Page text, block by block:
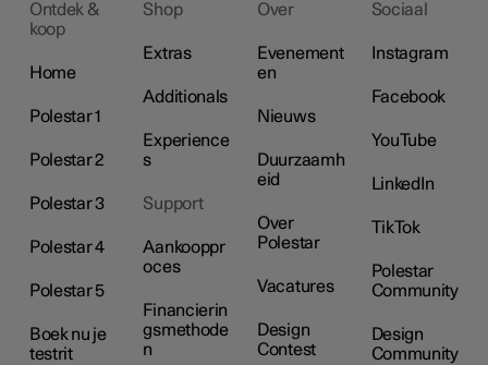
Ontdek &
koop
Home
Polestar 1
Polestar 2
Polestar 3
Polestar 4
Polestar 5
Boek nu je
testrit
Shop
Extras
Additionals
Experience
s
Support
Aankooppr
oces
Financierin
gsmethode
n
Over
Evenement
en
Nieuws
Duurzaamh
eid
Over
Polestar
Vacatures
Design
Contest
Sociaal
Instagram
Facebook
YouTube
LinkedIn
TikTok
Polestar
Community
Design
Community